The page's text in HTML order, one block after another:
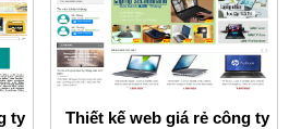
ty
Thiết kế web giá rẻ công ty